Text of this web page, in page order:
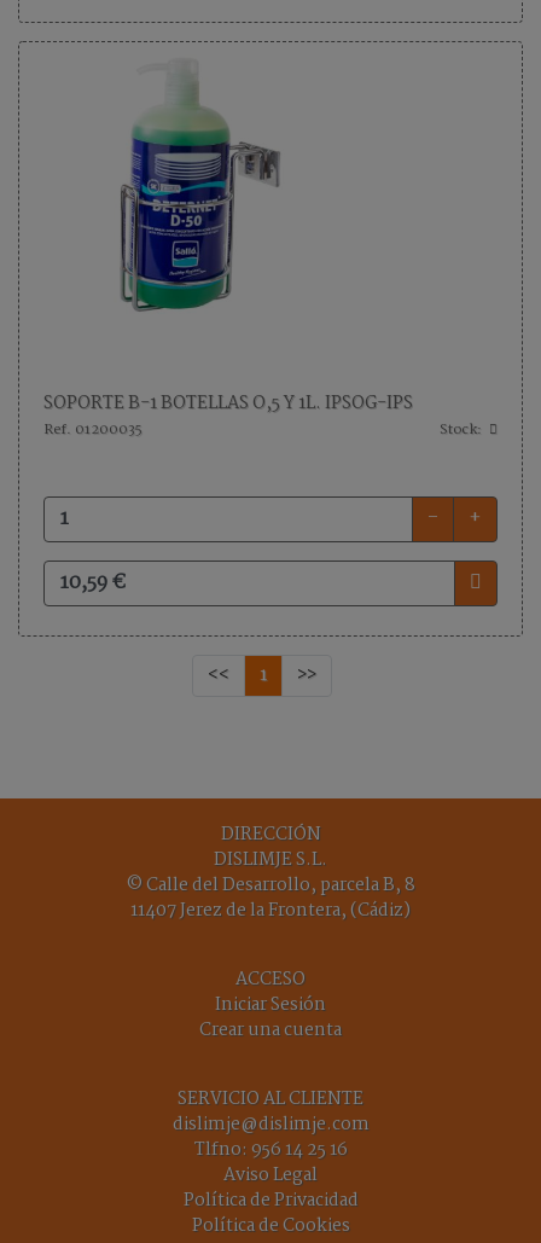
SOPORTE B-1 BOTELLAS O,5 Y 1L. IPSOG-IPS
Ref. 01200035 Stock:
- +
<< 1 >>
DIRECCIÓN
DISLIMJE S.L.
© Calle del Desarrollo, parcela B, 8
11407 Jerez de la Frontera, (Cádiz)
ACCESO
Iniciar Sesión
Crear una cuenta
SERVICIO AL CLIENTE
dislimje@dislimje.com
Tlfno: 956 14 25 16
Aviso Legal
Política de Privacidad
Política de Cookies